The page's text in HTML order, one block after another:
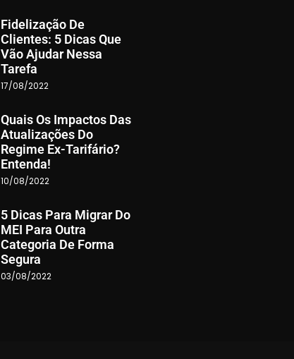
Fidelização De
Clientes: 5 Dicas Que
Vão Ajudar Nessa
Tarefa
17/08/2022
Quais Os Impactos Das
Atualizações Do
Regime Ex-Tarifário?
Entenda!
10/08/2022
5 Dicas Para Migrar Do
MEI Para Outra
Categoria De Forma
Segura
03/08/2022